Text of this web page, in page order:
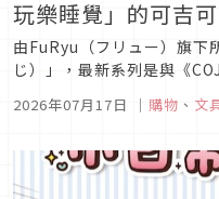
玩樂睡覺」的可吉
由FuRyu（フリュー）旗下
じ）」，最新系列是與《
籤景品，以可吉可吉的名言
文：遊んで食べて寝てちゃ
手氣吧！
2026年07月17日 ｜ 購物 、 文